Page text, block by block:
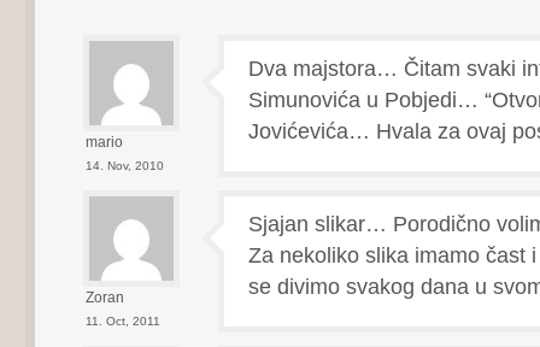
mario
14. Nov, 2010
Dva majstora… Čitam svaki
Simunovića u Pobjedi…
Jovićevića… Hvala za ovaj
Zoran
11. Oct, 2011
Sjajan slikar… Porodično
Za nekoliko slika imamo čast
se divimo svakog dana u